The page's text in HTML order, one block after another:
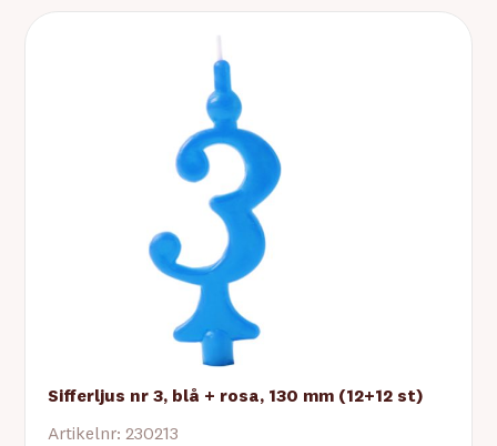
Sifferljus nr 3, blå + rosa, 130 mm (12+12 st)
Artikelnr: 230213